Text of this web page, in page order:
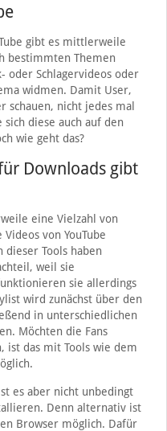
gibt es mittlerweile
bestimmten Themen
oder Schlagervideos oder
widmen. Damit User,
nicht jedes mal
diese auch auf den
wie geht das?
Downloads gibt
eine Vielzahl von
von YouTube
Tools haben
weil sie
sie allerdings
wird zunächst über den
in unterschiedlichen
Möchten die Fans
ist das mit Tools wie dem
es aber nicht unbedingt
Denn alternativ ist
Browser möglich. Dafür